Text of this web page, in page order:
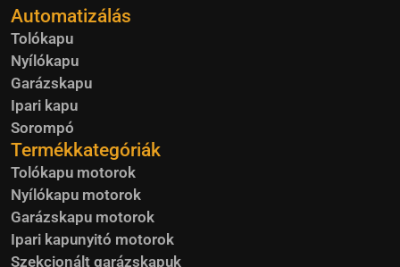
Automatizálás
Tolókapu
Nyílókapu
Garázskapu
Ipari kapu
Sorompó
Termékkategóriák
Tolókapu motorok
Nyílókapu motorok
Garázskapu motorok
Ipari kapunyitó motorok
Szekcionált garázskapuk